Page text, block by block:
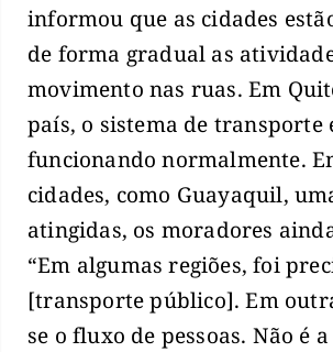
informou que as cidades
de forma gradual as
movimento nas ruas. Em
país, o sistema de transporte
funcionando normalmente.
cidades, como Guayaquil,
atingidas, os moradores
“Em algumas regiões, foi
[transporte público]. Em
se o fluxo de pessoas. Não é